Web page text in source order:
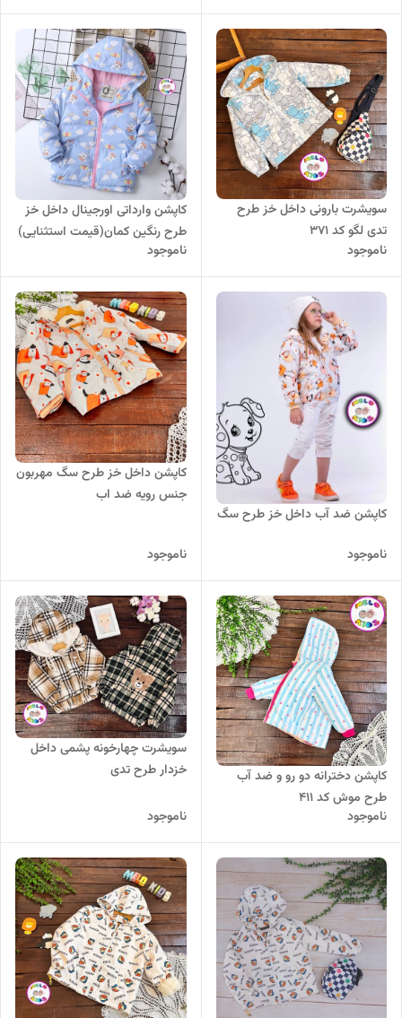
سویشرت بارونی داخل خز طرح
تدی لگو کد 371
ناموجود
کاپشن وارداتی اورجینال داخل خز
طرح رنگین کمان(قیمت استثنایی)
ناموجود
کاپشن ضد آب داخل خز طرح سگ
ناموجود
کاپشن داخل خز طرح سگ مهربون
جنس رویه ضد اب
ناموجود
کاپشن دخترانه دو رو و ضد آب
طرح موش کد 411
ناموجود
سویشرت چهارخونه پشمی داخل
خزدار طرح تدی
ناموجود